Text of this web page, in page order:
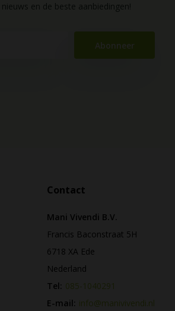
en de beste aanbiedingen!
Abonneer
Contact
Mani Vivendi B.V.
Francis Baconstraat 5H
6718 XA Ede
Nederland
Tel: 085-1040291
E-mail: info@manivivendi.nl